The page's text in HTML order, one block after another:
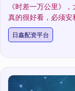
《时差一万公里》
真的很好看，必须安
日鑫配资平台